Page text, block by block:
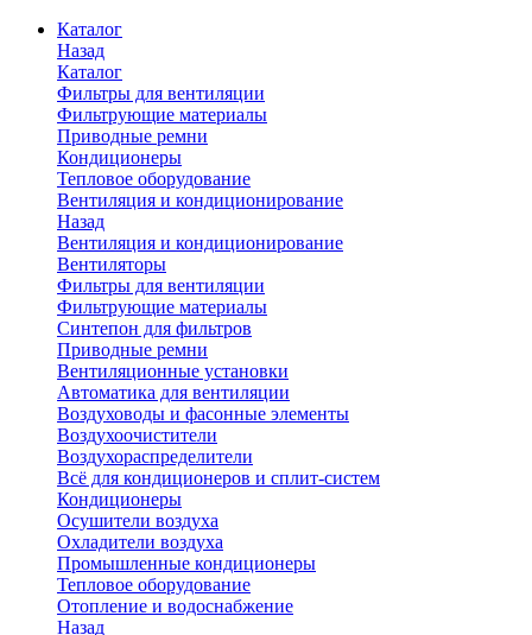
Каталог
Назад
Каталог
Фильтры для вентиляции
Фильтрующие материалы
Приводные ремни
Кондиционеры
Тепловое оборудование
Вентиляция и кондиционирование
Назад
Вентиляция и кондиционирование
Вентиляторы
Фильтры для вентиляции
Фильтрующие материалы
Синтепон для фильтров
Приводные ремни
Вентиляционные установки
Автоматика для вентиляции
Воздуховоды и фасонные элементы
Воздухоочистители
Воздухораспределители
Всё для кондиционеров и сплит-систем
Кондиционеры
Осушители воздуха
Охладители воздуха
Промышленные кондиционеры
Тепловое оборудование
Отопление и водоснабжение
Назад